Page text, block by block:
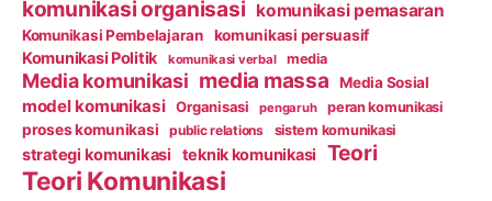
komunikasi organisasi komunikasi pemasaran
Komunikasi Pembelajaran komunikasi persuasif
Komunikasi Politik komunikasi verbal media
Media komunikasi media massa Media Sosial
model komunikasi Organisasi pengaruh peran komunikasi
proses komunikasi public relations sistem komunikasi
strategi komunikasi teknik komunikasi Teori
Teori Komunikasi